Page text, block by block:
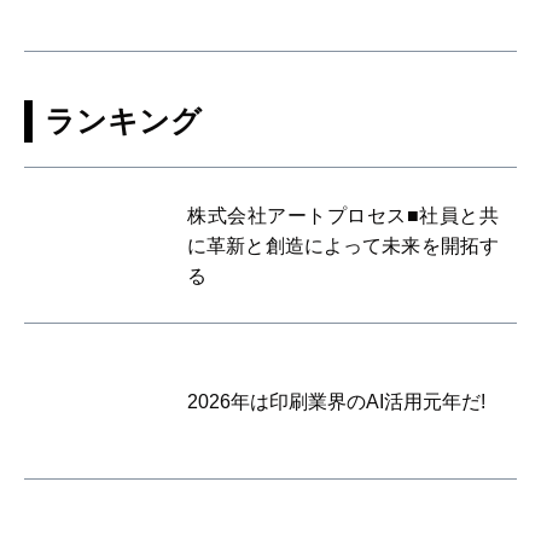
ランキング
株式会社アートプロセス■社員と共
に革新と創造によって未来を開拓す
る
2026年は印刷業界のAI活用元年だ!